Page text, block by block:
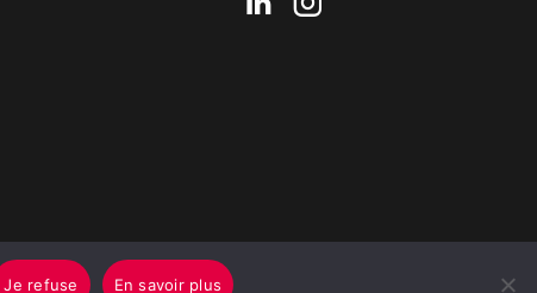
Je refuse En savoir plus